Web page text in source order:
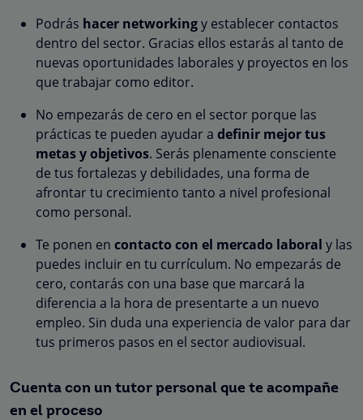
Podrás hacer networkingy establecer contactos
dentro del sector. Gracias ellos estarás al tanto de
nuevas oportunidades laborales y proyectos en los
que trabajar como editor.
No empezarás de cero en el sector porque las
prácticas te pueden ayudar a definir mejor tus
metas y objetivos. Serás plenamente consciente
de tus fortalezas y debilidades, una forma de
afrontar tu crecimiento tanto a nivel profesional
como personal.
Te ponen en contacto con el mercado laboral y las
puedes incluir en tu currículum. No empezarás de
cero, contarás con una base que marcará la
diferencia a la hora de presentarte a un nuevo
empleo. Sin duda una experiencia de valor para dar
tus primeros pasos en el sector audiovisual.
Cuenta con un tutor personal que te acompañe
en el proceso